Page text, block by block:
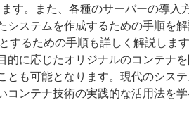
す。また、各種のサーバーの導入
システムを作成するための手順を
するための手順も詳しく解説しま
的に応じたオリジナルのコンテナ
とも可能となります。現代のシス
コンテナ技術の実践的な活用法を